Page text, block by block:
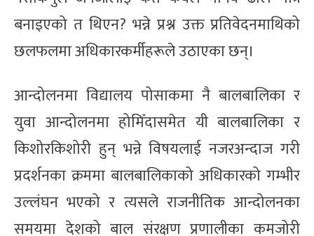
बनाइएको त थिएन? भन्ने प्रश्न उक्त प्रतिवेदनमाथिको
छलफलमा अधिकारकर्मीहरूले उठाएका छन्।
आन्दोलनमा विद्यालय पोसाकमा नै बालबालिका र
युवा आन्दोलनमा होमिँदासमेत यी बालबालिका र
किशोरकिशोरी हुन् भन्ने विषयलाई नजरअन्दाज गरी
प्रदर्शनका क्रममा बालबालिकाको अधिकारको गम्भीर
उल्लंघन भएको र त्यसले राजनीतिक आन्दोलनका
समयमा देशको बाल संरक्षण प्रणालीका कमजोरी